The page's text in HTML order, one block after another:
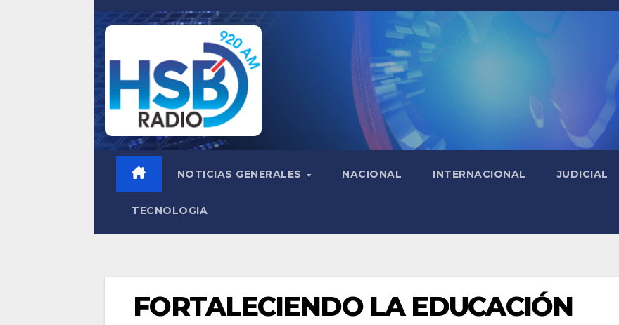
Saltar
contenido
NOTICIAS GENERALES NACIONAL INTERNACIONAL JUDICIAL
TECNOLOGIA
FORTALECIENDO LA EDUCACIÓN